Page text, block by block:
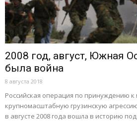
2008 год, август, Южная
была война
8 августа 2018
Российская операция по принуждению к
крупномасштабную грузинскую
в августе 2008 года вошла в историю